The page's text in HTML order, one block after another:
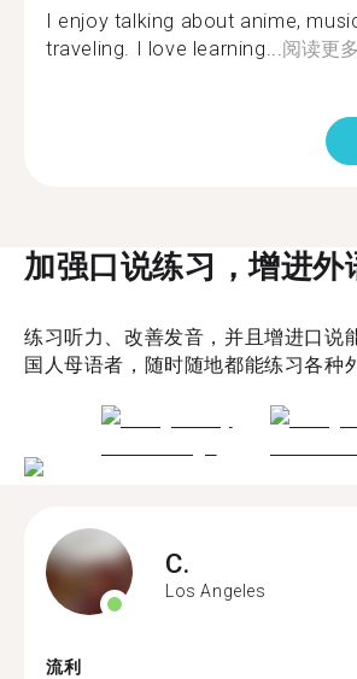
I enjoy talking about anime,
traveling. I love learning... 阅读更多
加强口说练习，增进外
练习听力、改善发音，并且增进口说
国人母语者，随时随地都能练习各种
C.
Los Angeles
流利